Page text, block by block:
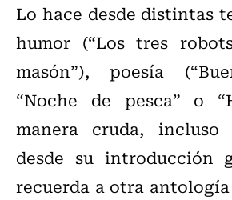
Lo hace desde distintas
humor (“Los tres
masón”), poesía
“Noche de pesca” o
manera cruda, incluso
desde su introducción
recuerda a otra